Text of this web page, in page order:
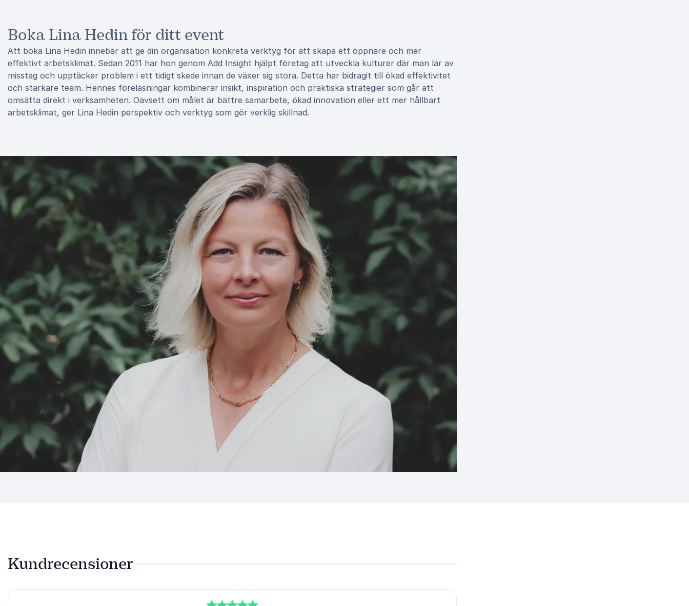
Boka Lina Hedin för ditt event
Att boka Lina Hedin innebär att ge din organisation konkreta verktyg för att skapa ett öppnare och mer
effektivt arbetsklimat. Sedan 2011 har hon genom Add Insight hjälpt företag att utveckla kulturer där man lär av
misstag och upptäcker problem i ett tidigt skede innan de växer sig stora. Detta har bidragit till ökad effektivitet
och starkare team. Hennes föreläsningar kombinerar insikt, inspiration och praktiska strategier som går att
omsätta direkt i verksamheten. Oavsett om målet är bättre samarbete, ökad innovation eller ett mer hållbart
arbetsklimat, ger Lina Hedin perspektiv och verktyg som gör verklig skillnad.
Kundrecensioner